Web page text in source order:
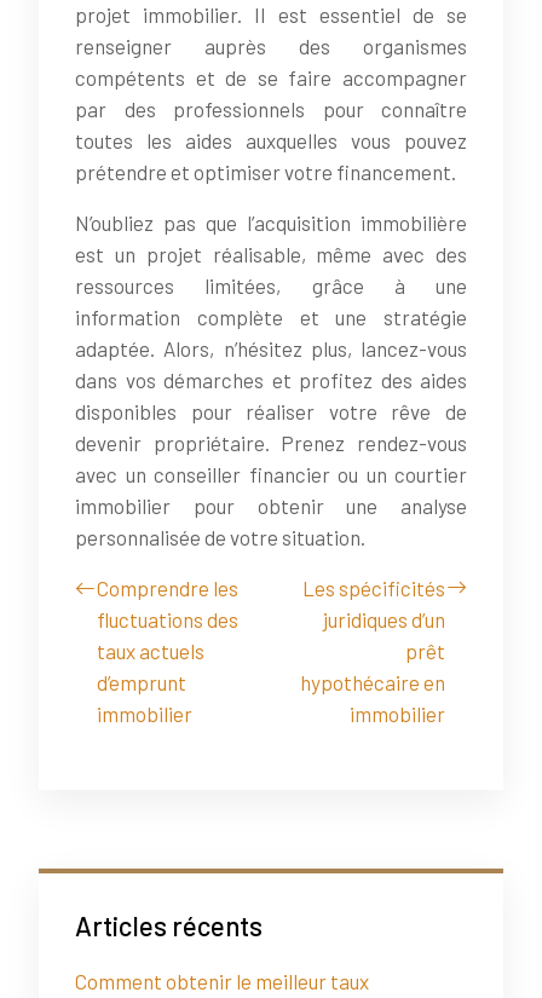
projet immobilier. Il est essentiel de se
renseigner auprès des organismes
compétents et de se faire accompagner
par des professionnels pour connaître
toutes les aides auxquelles vous pouvez
prétendre et optimiser votre financement.
N’oubliez pas que l’acquisition immobilière
est un projet réalisable, même avec des
ressources limitées, grâce à une
information complète et une stratégie
adaptée. Alors, n’hésitez plus, lancez-vous
dans vos démarches et profitez des aides
disponibles pour réaliser votre rêve de
devenir propriétaire. Prenez rendez-vous
avec un conseiller financier ou un courtier
immobilier pour obtenir une analyse
personnalisée de votre situation.
Comprendre les
fluctuations des
taux actuels
d’emprunt
immobilier
Les spécificités
juridiques d’un
prêt
hypothécaire en
immobilier
Articles récents
Comment obtenir le meilleur taux